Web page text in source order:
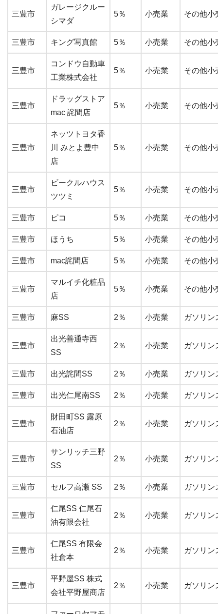
三豊市
ガレージクルー
シマダ
5％ 小売業 その他小
三豊市 キング写真館 5％ 小売業 その他小
三豊市
コンドウ自動車
工業株式会社
5％ 小売業 その他小
三豊市
ドラッグストア
mac 詫間店
5％ 小売業 その他小
三豊市
ネッツトヨタ香
川 みとよ豊中
店
5％ 小売業 その他小
三豊市
ビークルハウス
ツツミ
5％ 小売業 その他小
三豊市 ピコ 5％ 小売業 その他小
三豊市 ほうち 5％ 小売業 その他小
三豊市 mac詫間店 5％ 小売業 その他小
三豊市
マルイチ化粧品
店
5％ 小売業 その他小
三豊市 麻SS 2％ 小売業 ガソリン
三豊市
出光善通寺西
SS
2％ 小売業 ガソリン
三豊市 出光詫間SS 2％ 小売業 ガソリン
三豊市 出光仁尾南SS 2％ 小売業 ガソリン
三豊市
財田町SS 露原
石油店
2％ 小売業 ガソリン
三豊市
サンリッチ三野
SS
2％ 小売業 ガソリン
三豊市 セルフ高瀬 SS 2％ 小売業 ガソリン
三豊市
仁尾SS 仁尾石
油有限会社
2％ 小売業 ガソリン
三豊市
仁尾SS 有限会
社倉本
2％ 小売業 ガソリン
三豊市
平野屋SS 株式
会社平野屋商店
2％ 小売業 ガソリン